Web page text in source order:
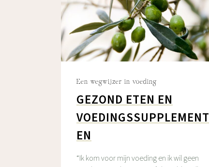
Een wegwijzer in voeding
GEZOND ETEN EN
VOEDINGSSUPPLEMENT
EN
“Ik kom voor mijn voeding en ik wil geen